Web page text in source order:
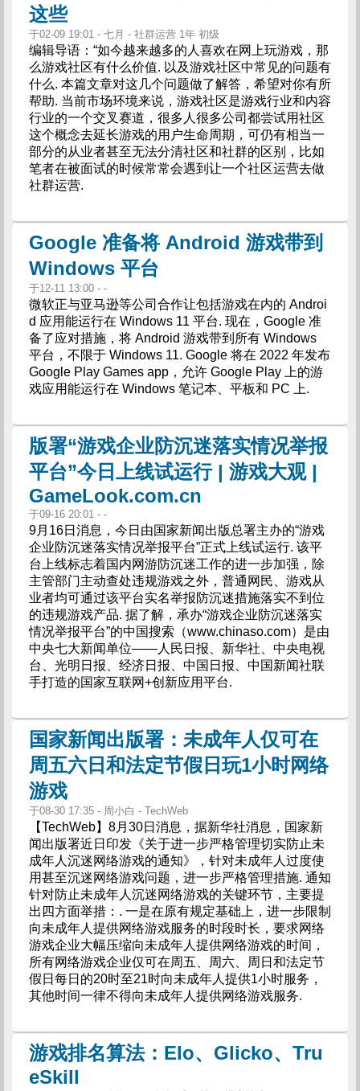
这些
于02-09 19:01 - 七月 - 社群运营 1年 初级
编辑导语：“如今越来越多的人喜欢在网上玩游戏，那
么游戏社区有什么价值. 以及游戏社区中常见的问题有
什么. 本篇文章对这几个问题做了解答，希望对你有所
帮助. 当前市场环境来说，游戏社区是游戏行业和内容
行业的一个交叉赛道，很多人很多公司都尝试用社区
这个概念去延长游戏的用户生命周期，可仍有相当一
部分的从业者甚至无法分清社区和社群的区别，比如
笔者在被面试的时候常常会遇到让一个社区运营去做
社群运营.
Google 准备将 Android 游戏带到
Windows 平台
于12-11 13:00 - -
微软正与亚马逊等公司合作让包括游戏在内的 Androi
d 应用能运行在 Windows 11 平台. 现在，Google 准
备了应对措施，将 Android 游戏带到所有 Windows
平台，不限于 Windows 11. Google 将在 2022 年发布
Google Play Games app，允许 Google Play 上的游
戏应用能运行在 Windows 笔记本、平板和 PC 上.
版署“游戏企业防沉迷落实情况举报
平台”今日上线试运行 | 游戏大观 |
GameLook.com.cn
于09-16 20:01 - -
9月16日消息，今日由国家新闻出版总署主办的“游戏
企业防沉迷落实情况举报平台”正式上线试运行. 该平
台上线标志着国内网游防沉迷工作的进一步加强，除
主管部门主动查处违规游戏之外，普通网民、游戏从
业者均可通过该平台实名举报防沉迷措施落实不到位
的违规游戏产品. 据了解，承办“游戏企业防沉迷落实
情况举报平台”的中国搜索（www.chinaso.com）是由
中央七大新闻单位——人民日报、新华社、中央电视
台、光明日报、经济日报、中国日报、中国新闻社联
手打造的国家互联网+创新应用平台.
国家新闻出版署：未成年人仅可在
周五六日和法定节假日玩1小时网络
游戏
于08-30 17:35 - 周小白 - TechWeb
【TechWeb】8月30日消息，据新华社消息，国家新
闻出版署近日印发《关于进一步严格管理切实防止未
成年人沉迷网络游戏的通知》，针对未成年人过度使
用甚至沉迷网络游戏问题，进一步严格管理措施. 通知
针对防止未成年人沉迷网络游戏的关键环节，主要提
出四方面举措：. 一是在原有规定基础上，进一步限制
向未成年人提供网络游戏服务的时段时长，要求网络
游戏企业大幅压缩向未成年人提供网络游戏的时间，
所有网络游戏企业仅可在周五、周六、周日和法定节
假日每日的20时至21时向未成年人提供1小时服务，
其他时间一律不得向未成年人提供网络游戏服务.
游戏排名算法：Elo、Glicko、Tru
eSkill